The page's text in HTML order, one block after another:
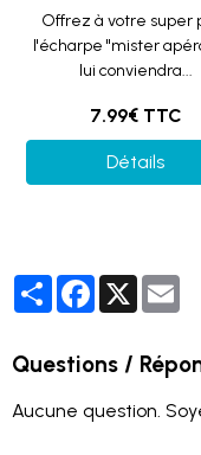
Offrez à votre super
l'écharpe "mister
lui conviendra...
7.99€ TTC
Détails
PartagerFacebook
X
Questions /
Aucune question.